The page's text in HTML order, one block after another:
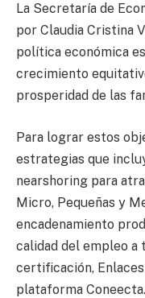
La Secretaría de
por Claudia Cristina
política económica
crecimiento
prosperidad de las
Para lograr estos
estrategias que
nearshoring para
Micro, Pequeñas y
encadenamiento
calidad del empleo a
certificación,
plataforma Coneecta.